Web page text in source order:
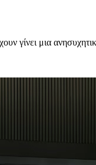
γίνει μια